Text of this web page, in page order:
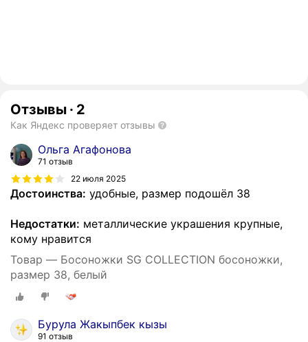
Отзывы · 2
Как Яндекс проверяет отзывы
Ольга Агафонова
71 отзыв
22 июля 2025
Достоинства: удобные, размер подошёл 38
Недостатки: металлические украшения крупные,
кому нравится
Товар — Босоножки SG COLLECTION босоножки,
размер 38, белый
Бурула Жакыпбек кызы
91 отзыв